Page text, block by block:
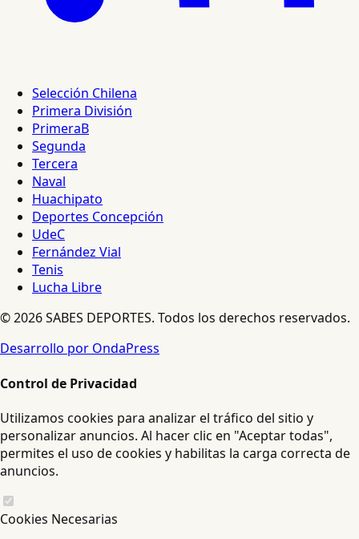
Selección Chilena
Primera División
PrimeraB
Segunda
Tercera
Naval
Huachipato
Deportes Concepción
UdeC
Fernández Vial
Tenis
Lucha Libre
© 2026 SABES DEPORTES. Todos los derechos reservados.
Desarrollo por OndaPress
Control de Privacidad
Utilizamos cookies para analizar el tráfico del sitio y
personalizar anuncios. Al hacer clic en "Aceptar todas",
permites el uso de cookies y habilitas la carga correcta de
anuncios.
Cookies Necesarias